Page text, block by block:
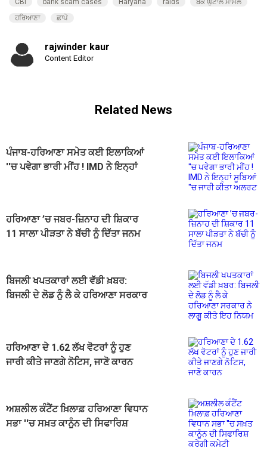
CBI bank scam cases Haryana raids
ਬੈਂਕ ਘੁਟਾਲੇ ਮਾਮਲੇ
ਹਰਿਆਣਾ
ਛਾਪੇ
rajwinder kaur
Content Editor
Related News
ਪੰਜਾਬ-ਹਰਿਆਣਾ ਸਮੇਤ ਕਈ ਇਲਾਕਿਆਂ
''ਚ ਪਵੇਗਾ ਭਾਰੀ ਮੀਂਹ ! IMD ਨੇ ਇਨ੍ਹਾਂ
ਹਰਿਆਣਾ ’ਚ ਜਬਰ-ਜ਼ਿਨਾਹ ਦੀ ਸ਼ਿਕਾਰ
11 ਸਾਲਾ ਪੀੜਤਾ ਨੇ ਬੱਚੀ ਨੂੰ ਦਿੱਤਾ ਜਨਮ
ਬਿਜਲੀ ਖਪਤਕਾਰਾਂ ਲਈ ਵੱਡੀ ਖ਼ਬਰ:
ਬਿਜਲੀ ਦੇ ਲੋਡ ਨੂੰ ਲੈ ਕੇ ਹਰਿਆਣਾ ਸਰਕਾਰ
ਹਰਿਆਣਾ ਦੇ 1.62 ਲੱਖ ਵੋਟਰਾਂ ਨੂੰ ਹੁਣ
ਜਾਰੀ ਕੀਤੇ ਜਾਣਗੇ ਨੋਟਿਸ, ਜਾਣੋ ਕਾਰਨ
ਅਸ਼ਲੀਲ ਕੰਟੈਂਟ ਖ਼ਿਲਾਫ਼ ਹਰਿਆਣਾ ਵਿਧਾਨ
ਸਭਾ ''ਚ ਸਖ਼ਤ ਕਾਨੂੰਨ ਦੀ ਸਿਫਾਰਿਸ਼